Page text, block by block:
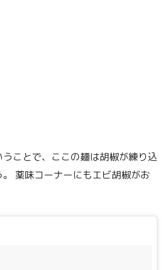
ことで、ここの麺は胡椒が練り込
薬味コーナーにもエビ胡椒がお